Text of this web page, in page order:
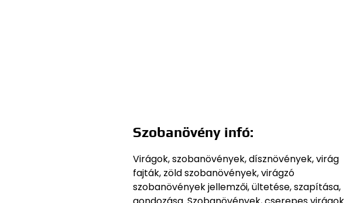
Szobanövény infó:
Virágok, szobanövények, dísznövények, virág
fajták, zöld szobanövények, virágzó
szobanövények jellemzői, ültetése, szapítása,